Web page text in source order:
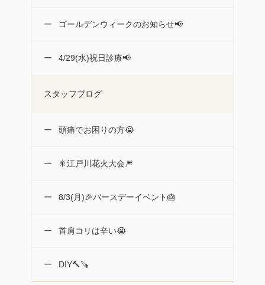
ゴールデンウィークのお知らせ📢
4/29(水)祝日診療📢
スタッフブログ
頭痛でお困りの方😭
🎇江戸川花火大会🎆
8/3(月)🎉バースデーイベント🎂
首肩コリは辛い😭
DIY🔨🪚